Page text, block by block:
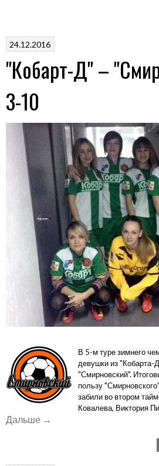
–
6»
24.12.2016
"Кобарт-Д" –
3-10
В 5-м туре зимнего
девушки из "Кобарта-
"Смирновский".
пользу
забили во втором
Ковалева, Виктория
Дальше «"Кобарт-
→